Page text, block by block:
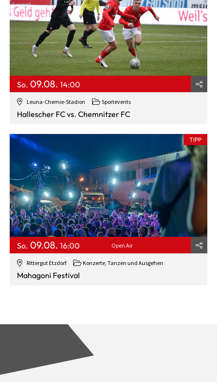
Leuna-Chemie-Stadion Sportevents
So. 09.08. 14:00
Hallescher FC vs. Chemnitzer FC
Rittergut Etzdorf Konzerte, Tanzen und Ausgehen
TIPP
So. 09.08. 16:00 Open Air
Mahagoni Festival